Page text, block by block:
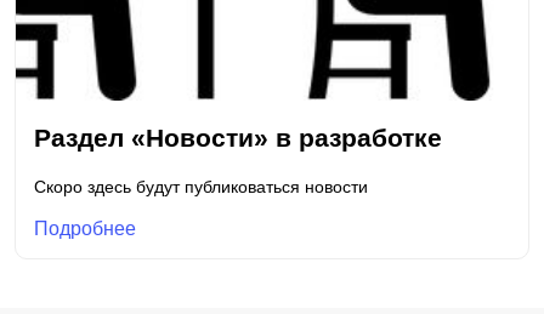
Раздел «Новости» в разработке
Скоро здесь будут публиковаться новости
Подробнее